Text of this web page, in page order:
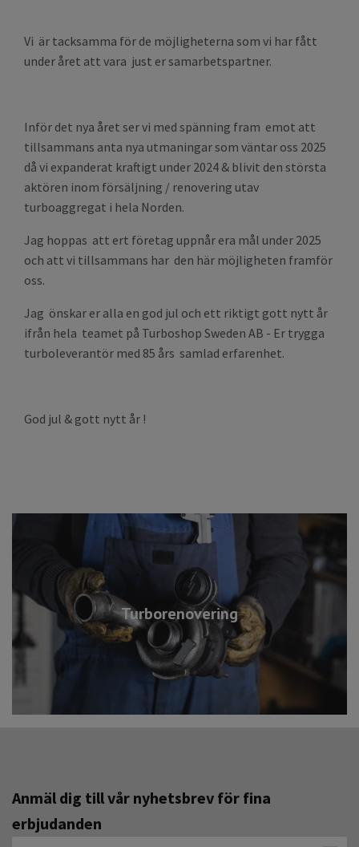
Turborenovering
Vi är tacksamma för de möjligheterna som vi har fått
under året att vara just er samarbetspartner.
Inför det nya året ser vi med spänning fram emot att
tillsammans anta nya utmaningar som väntar oss 2025
då vi expanderat kraftigt under 2024 & blivit den största
aktören inom försäljning / renovering utav
turboaggregat i hela Norden.
Jag hoppas att ert företag uppnår era mål under 2025
och att vi tillsammans har den här möjligheten framför
oss.
Jag önskar er alla en god jul och ett riktigt gott nytt år
ifrån hela teamet på Turboshop Sweden AB - Er trygga
turboleverantör med 85 års samlad erfarenhet.
God jul & gott nytt år !
Anmäl dig till vår nyhetsbrev för fina
erbjudanden